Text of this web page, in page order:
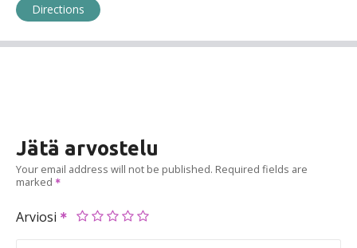
Directions
Jätä arvostelu
Your email address will not be published. Required fields are
marked
Arviosi